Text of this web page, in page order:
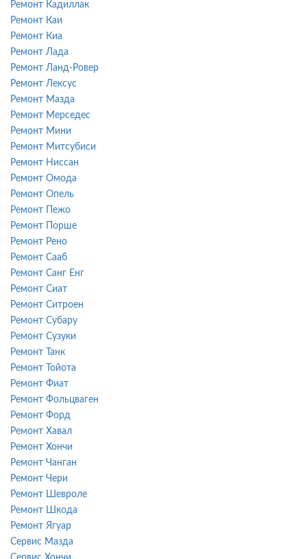
Ремонт Кадиллак
Ремонт Каи
Ремонт Киа
Ремонт Лада
Ремонт Ланд-Ровер
Ремонт Лексус
Ремонт Мазда
Ремонт Мерседес
Ремонт Мини
Ремонт Митсубиси
Ремонт Ниссан
Ремонт Омода
Ремонт Опель
Ремонт Пежо
Ремонт Порше
Ремонт Рено
Ремонт Сааб
Ремонт Санг Енг
Ремонт Сиат
Ремонт Ситроен
Ремонт Субару
Ремонт Сузуки
Ремонт Танк
Ремонт Тойота
Ремонт Фиат
Ремонт Фольцваген
Ремонт Форд
Ремонт Хавал
Ремонт Хончи
Ремонт Чанган
Ремонт Чери
Ремонт Шевроле
Ремонт Шкода
Ремонт Ягуар
Сервис Мазда